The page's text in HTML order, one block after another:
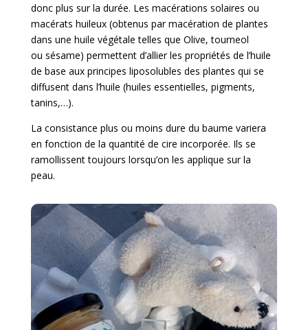
donc plus sur la durée. Les macérations solaires ou
macérats huileux (obtenus par macération de plantes
dans une huile végétale telles que Olive, tourneol
ou sésame) permettent d’allier les propriétés de l’huile
de base aux principes liposolubles des plantes qui se
diffusent dans l’huile (huiles essentielles, pigments,
tanins,…).
La consistance plus ou moins dure du baume variera
en fonction de la quantité de cire incorporée. Ils se
ramollissent toujours lorsqu’on les applique sur la
peau.